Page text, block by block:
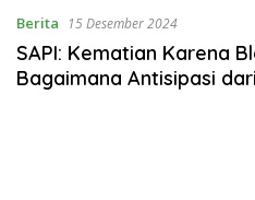
Berita 15 Desember 2024
SAPI: Kematian Karena
Bagaimana Antisipasi